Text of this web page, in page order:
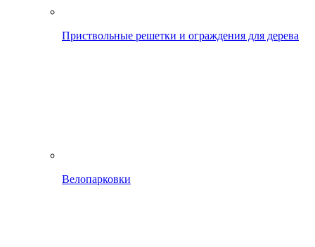
Приствольные решетки и ограждения для дерева
Велопарковки